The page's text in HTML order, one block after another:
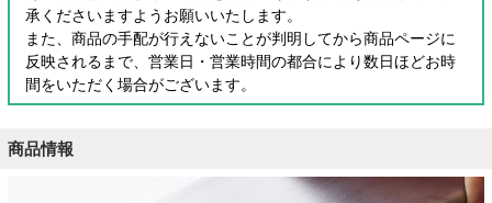
承くださいますようお願いいたします。
また、商品の手配が行えないことが判明してから商品ページに
反映されるまで、営業日・営業時間の都合により数日ほどお時
間をいただく場合がございます。
商品情報